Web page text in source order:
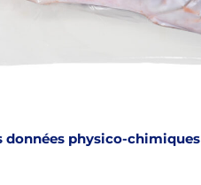
données physico-chimiques